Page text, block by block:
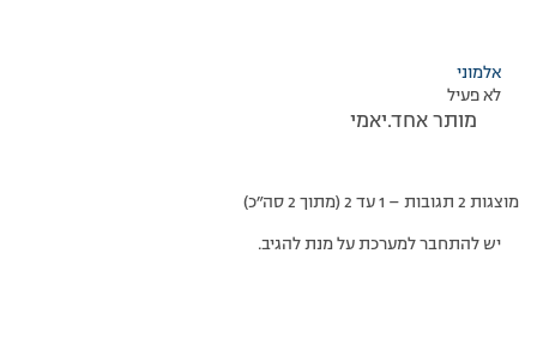
אלמוני
לא פעיל
מותר אחד.יאמי
מוצגות 2 תגובות – 1 עד 2 (מתוך 2 סה״כ)
יש להתחבר למערכת על מנת להגיב.